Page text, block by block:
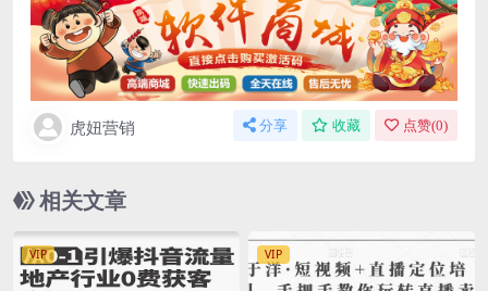
虎妞营销 分享 收藏 点赞(0)
相关文章
VIP VIP